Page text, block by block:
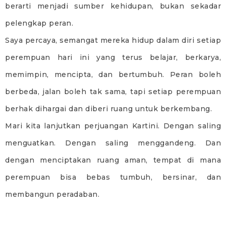
berarti menjadi sumber kehidupan, bukan sekadar
pelengkap peran.
Saya percaya, semangat mereka hidup dalam diri setiap
perempuan hari ini yang terus belajar, berkarya,
memimpin, mencipta, dan bertumbuh. Peran boleh
berbeda, jalan boleh tak sama, tapi setiap perempuan
berhak dihargai dan diberi ruang untuk berkembang.
Mari kita lanjutkan perjuangan Kartini. Dengan saling
menguatkan. Dengan saling menggandeng. Dan
dengan menciptakan ruang aman, tempat di mana
perempuan bisa bebas tumbuh, bersinar, dan
membangun peradaban.